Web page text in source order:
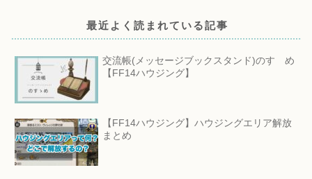
最近よく読まれている記事
交流帳(メッセージブックスタンド)のすゝめ
【FF14ハウジング】
【FF14ハウジング】ハウジングエリア解放
まとめ